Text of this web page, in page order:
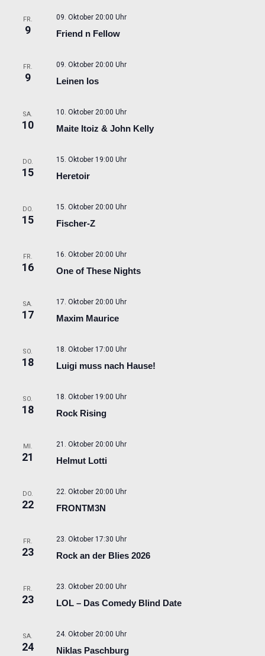
FR.
9 Friend n Fellow
09. Oktober 20:00 Uhr
FR.
9 Leinen los
09. Oktober 20:00 Uhr
SA.
10 Maite Itoiz & John Kelly
10. Oktober 20:00 Uhr
DO.
15 Heretoir
15. Oktober 19:00 Uhr
DO.
15 Fischer-Z
15. Oktober 20:00 Uhr
FR.
16 One of These Nights
16. Oktober 20:00 Uhr
SA.
17 Maxim Maurice
17. Oktober 20:00 Uhr
SO.
18 Luigi muss nach Hause!
18. Oktober 17:00 Uhr
SO.
18 Rock Rising
18. Oktober 19:00 Uhr
MI.
21 Helmut Lotti
21. Oktober 20:00 Uhr
DO.
22 FRONTM3N
22. Oktober 20:00 Uhr
FR.
23 Rock an der Blies 2026
23. Oktober 17:30 Uhr
FR.
23 LOL – Das Comedy Blind Date
23. Oktober 20:00 Uhr
SA.
24 Niklas Paschburg
24. Oktober 20:00 Uhr